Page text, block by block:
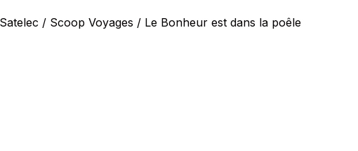
/ Scoop Voyages / Le Bonheur est dans la poêle